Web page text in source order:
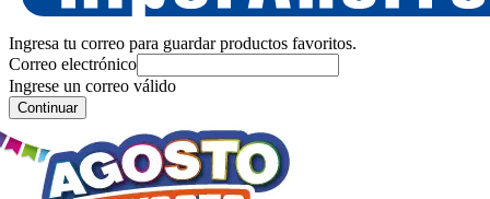
Ingresa tu correo para guardar productos favoritos.
Correo electrónico
Ingrese un correo válido
Continuar